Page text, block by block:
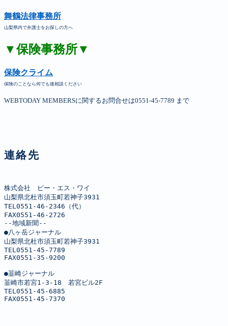
舞鶴法律事務所
山梨県内で弁護士をお探しの方へ
▼保険事務所▼
保険クライム
保険のことなら何でも後相談ください
WEBTODAY MEMBERSに関するお問合せは0551-45-7789 まで
連絡先
株式会社　ピー・エス・ワイ
山梨県北杜市須玉町若神子3931
TEL0551-46-2346（代）
FAX0551-46-2726
--地域新聞--
●八ヶ岳ジャーナル
山梨県北杜市須玉町若神子3931
TEL0551-45-7789
FAX0551-35-9200
●韮崎ジャーナル
韮崎市若宮1-3-18　若宮ビル2F
TEL0551-45-6885
FAX0551-45-7370